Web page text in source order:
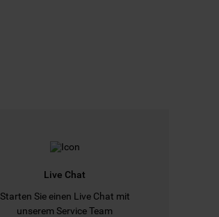
Live Chat
Starten Sie einen Live Chat mit
unserem Service Team